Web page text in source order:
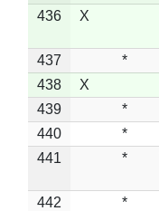
436
X
437 *
438
X
439
*
440
*
441
*
442
*